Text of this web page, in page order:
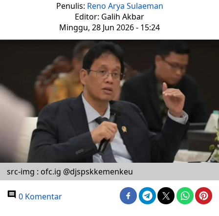
Penulis: Reno Arya Sulaeman
Editor: Galih Akbar
Minggu, 28 Jun 2026 - 15:24
src-img : ofc.ig @djspskkemenkeu
0 Komentar